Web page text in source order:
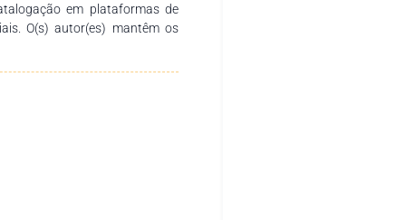
em plataformas de
O(s) autor(es) mantêm os